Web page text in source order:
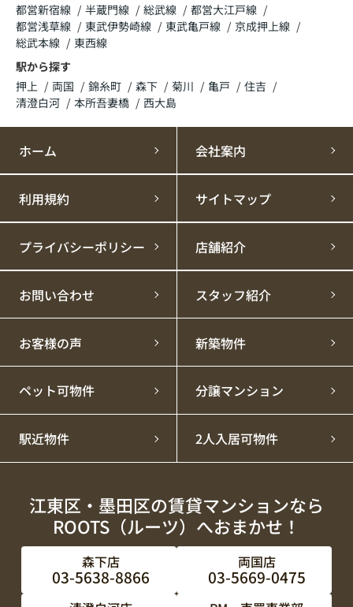
都営新宿線
半蔵門線 総武線
都営大江戸線
都営浅草線
東武伊勢崎線 東武亀戸線
京成押上線
総武本線
東西線
駅から探す
押上
両国 錦糸町 森下 菊川 亀戸
住吉
清澄白河
本所吾妻橋 西大島
ホーム 会社案内
利用規約 サイトマップ
プライバシーポリシー 店舗紹介
お問い合わせ スタッフ紹介
お客様の声 新築物件
ペット可物件 分譲マンション
駅近物件 2人入居可物件
江東区・墨田区の賃貸マンションなら
ROOTS（ルーツ）へおまかせ！
森下店
03-5638-8866
両国店
03-5669-0475